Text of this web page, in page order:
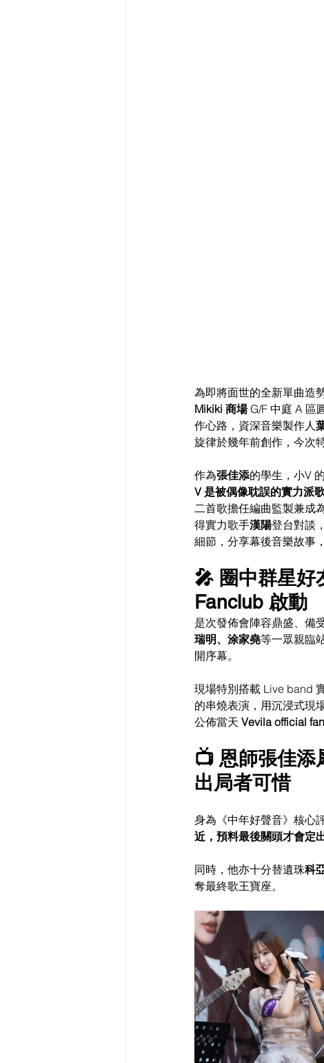
為即將面世的全新單曲造
Mikiki 商場 G/F 中庭 A 區
作心路，資深音樂製作人
旋律於幾年前創作，今次
作為張佳添的學生，小V
V 是被偶像耽誤的實力派
二首歌擔任編曲監製兼成
得實力歌手漢陽登台對談
細節，分享幕後音樂故事
🎤 圈中群星好
Fanclub 啟動
是次發佈會陣容鼎盛、備
瑞明、涂家堯等一眾親臨
開序幕。
現場特別搭載 Live band
的串燒表演，用沉浸式現
公佈當天 Vevila official
📺 恩師張佳添
出局者可惜
身為《中年好聲音》核心
近，預料最後關頭才會定
同時，他亦十分替遺珠科
奪最終歌王寶座。